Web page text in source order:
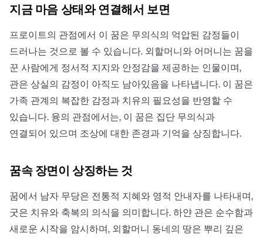
지금 마음 상태와 연결해서 보면
프로이트의 관점에서 이 꿈은 무의식의 억압된 감정들이
드러나는 것으로 볼 수 있습니다. 외할머니와 어머니는 꿈을
꾼 사람에게 정서적 지지와 안정감을 제공하는 인물이며,
관은 상실의 감정이 아직도 남아있음을 나타냅니다. 이 꿈은
가족 관계의 복잡한 감정과 치유의 필요성을 반영할 수
있습니다. 융의 관점에서는, 이 꿈은 집단 무의식과
연결되어 있으며 조상에 대한 존경과 기억을 상징합니다.
꿈속 장면이 상징하는 것
꿈에서 남자 무당은 전통적 지혜와 영적 안내자를 나타내며,
굿은 치유와 축복의 의식을 의미합니다. 하얀 관은 순수함과
새로운 시작을 암시하며, 외할머니 동네의 땅은 뿌리 깊은